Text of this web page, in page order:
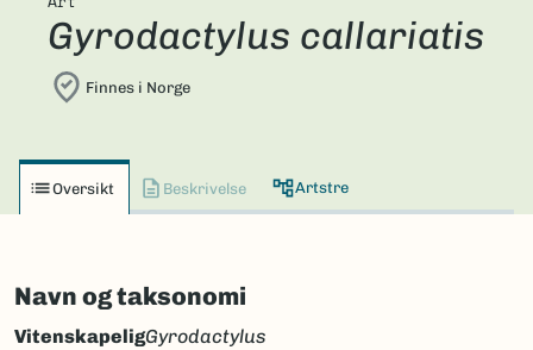
Gyrodactylus callariatis
Finnes i Norge
Oversikt Beskrivelse Artstre
Navn og taksonomi
VitenskapeligGyrodactylus